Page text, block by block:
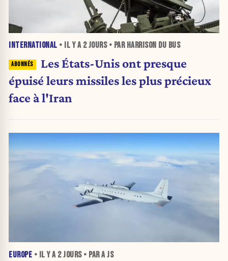
INTERNATIONAL • IL Y A 2 JOURS• PAR HARRISON DU BUS
Les États-Unis ont presque
épuisé leurs missiles les plus précieux
face à l'Iran
EUROPE • IL Y A 2 JOURS• PAR A JS